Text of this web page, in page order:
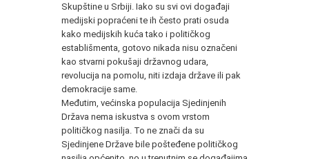
Skupštine u Srbiji. Iako su svi ovi događaji
medijski popraćeni te ih često prati osuda
kako medijskih kuća tako i političkog
establišmenta, gotovo nikada nisu označeni
kao stvarni pokušaji državnog udara,
revolucija na pomolu, niti izdaja države ili pak
demokracije same.
Međutim, većinska populacija Sjedinjenih
Država nema iskustva s ovom vrstom
političkog nasilja. To ne znači da su
Sjedinjene Države bile pošteđene političkog